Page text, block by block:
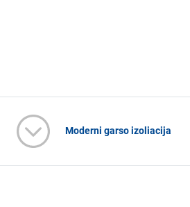
Moderni garso izoliacija